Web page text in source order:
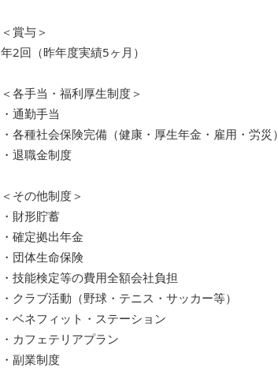
＜賞与＞
年2回（昨年度実績5ヶ月）
＜各手当・福利厚生制度＞
・通勤手当
・各種社会保険完備（健康・厚生年金・雇用・労災）
・退職金制度
＜その他制度＞
・財形貯蓄
・確定拠出年金
・団体生命保険
・技能検定等の費用全額会社負担
・クラブ活動（野球・テニス・サッカー等）
・ベネフィット・ステーション
・カフェテリアプラン
・副業制度